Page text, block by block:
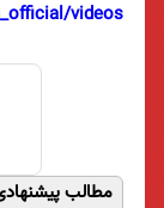
videos
مطالب